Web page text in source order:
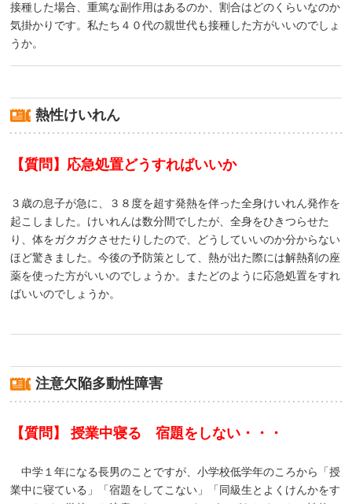
接種した場合、重篤な副作用はあるのか、割合はどのくらいなのか
気掛かりです。私たち４０代の親世代も接種した方がいいのでしょ
うか。
熱性けいれん
【質問】応急処置どうすればいいか
３歳の息子が急に、３８度を超す発熱を伴った全身けいれん発作を
起こしました。けいれんは数分間でしたが、全身をひきつらせた
り、体をガクガクさせたりしたので、どうしていいのか分からない
ほど驚きました。今後の予防策として、熱が出た際には解熱剤の座
薬を使った方がいいのでしょうか。またどのように応急処置をすれ
ばいいのでしょうか。
注意欠陥多動性障害
【質問】 授業中寝る 宿題をしない・・・
中学１年になる長男のことですが、小学校低学年のころから「授
業中に寝ている」「宿題をしてこない」「同級生とよくけんかをす